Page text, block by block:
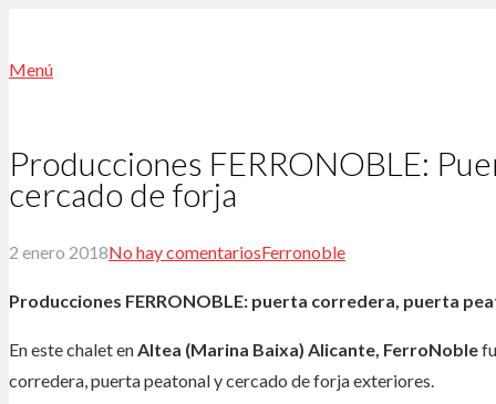
Menú
Producciones FERRONOBLE:
cercado de forja
2 enero 2018No hay comentariosFerronoble
Producciones FERRONOBLE: puerta corredera, puerta
En este chalet en Altea (Marina Baixa) Alicante, FerroNoble
corredera, puerta peatonal y cercado de forja exteriores.